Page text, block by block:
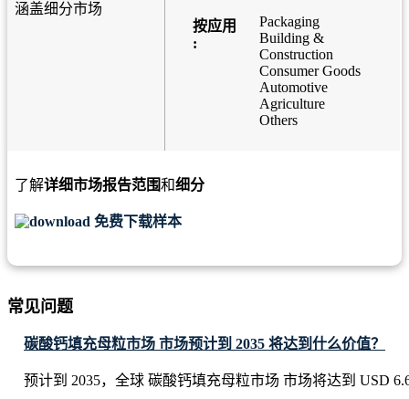
涵盖细分市场
按应用
:
Packaging
Building &
Construction
Consumer Goods
Automotive
Agriculture
Others
了解详细市场报告范围和细分
免费下载样本
常见问题
碳酸钙填充母粒市场 市场预计到 2035 将达到什么价值？
预计到 2035，全球 碳酸钙填充母粒市场 市场将达到 USD